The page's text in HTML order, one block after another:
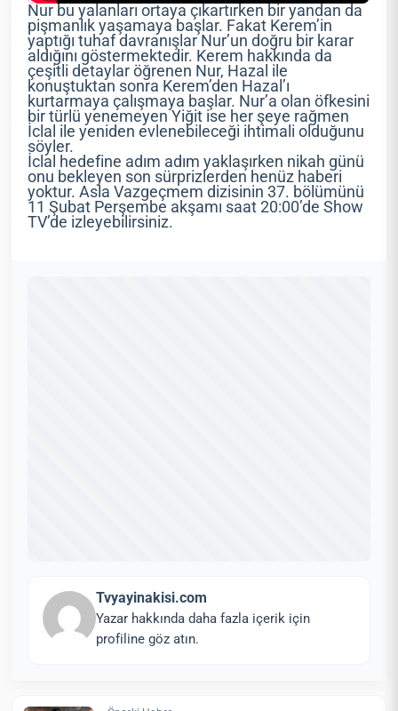
Nur bu yalanları ortaya çıkartırken bir yandan da
pişmanlık yaşamaya başlar. Fakat Kerem’in
yaptığı tuhaf davranışlar Nur’un doğru bir karar
aldığını göstermektedir. Kerem hakkında da
çeşitli detaylar öğrenen Nur, Hazal ile
konuştuktan sonra Kerem’den Hazal’ı
kurtarmaya çalışmaya başlar. Nur’a olan öfkesini
bir türlü yenemeyen Yiğit ise her şeye rağmen
İclal ile yeniden evlenebileceği ihtimali olduğunu
söyler.
İclal hedefine adım adım yaklaşırken nikah günü
onu bekleyen son sürprizlerden henüz haberi
yoktur. Asla Vazgeçmem dizisinin 37. bölümünü
11 Şubat Perşembe akşamı saat 20:00’de Show
TV’de izleyebilirsiniz.
Tvyayinakisi.com
Yazar hakkında daha fazla içerik için
profiline göz atın.